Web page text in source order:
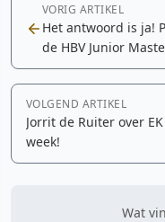
VORIG ARTIKEL
Het antwoord is ja!
de HBV Junior
VOLGEND ARTIKEL
Jorrit de Ruiter over
week!
Wat